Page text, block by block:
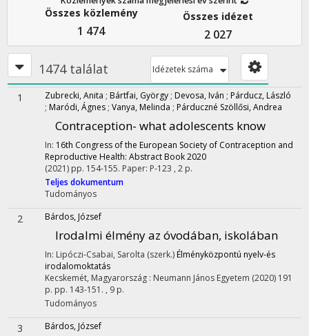
Összes közlemény
1 474
Összes idézet
2 027
1474 találat Idézetek száma
1 Zubrecki, Anita ; Bártfai, György ; Devosa, Iván ; Párducz, László
; Maródi, Ágnes ; Vanya, Melinda ; Párduczné Szöllősi, Andrea
Contraception- what adolescents know
In: 16th Congress of the European Society of Contraception and
Reproductive Health: Abstract Book 2020
(2021) pp. 154-155. Paper: P-123 , 2 p.
Teljes dokumentum
Tudományos
2 Bárdos, József
Irodalmi élmény az óvodában, iskolában
In: Lipóczi-Csabai, Sarolta (szerk.) Élményközpontú nyelv-és
irodalomoktatás
Kecskemét, Magyarország : Neumann János Egyetem (2020) 191
p. pp. 143-151. , 9 p.
Tudományos
3 Bárdos, József